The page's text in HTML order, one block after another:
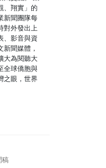
、翔實」的
新聞團隊每
對外發出上
、影音與資
聞媒體，
大為閱聽大
全球僑胞與
之眼，世界
稿